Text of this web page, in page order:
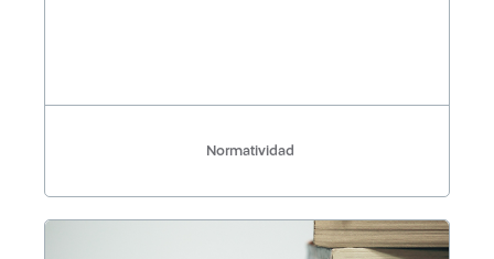
Normatividad